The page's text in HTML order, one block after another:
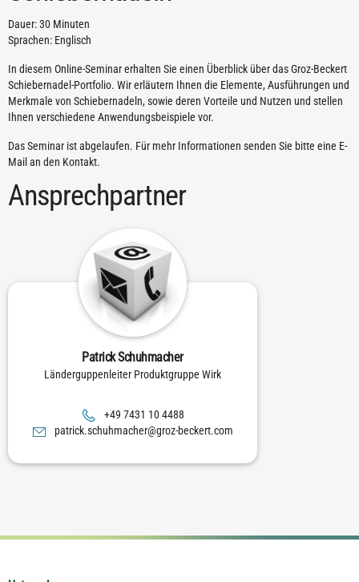
Dauer: 30 Minuten
Sprachen: Englisch
In diesem Online-Seminar erhalten Sie einen Überblick über das Groz-Beckert
Schiebernadel-Portfolio. Wir erläutern Ihnen die Elemente, Ausführungen und
Merkmale von Schiebernadeln, sowie deren Vorteile und Nutzen und stellen
Ihnen verschiedene Anwendungsbeispiele vor.
Das Seminar ist abgelaufen. Für mehr Informationen senden Sie bitte eine E-
Mail an den Kontakt.
Ansprechpartner
Patrick Schuhmacher
Länderguppenleiter Produktgruppe Wirk
8844 01 1347 94+
moc.trekceb-zorg@rehcamhuhcs.kcirtap